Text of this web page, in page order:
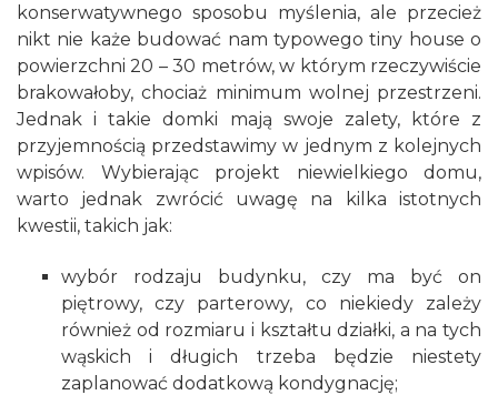
konserwatywnego sposobu myślenia, ale przecież
nikt nie każe budować nam typowego tiny house o
powierzchni 20 – 30 metrów, w którym rzeczywiście
brakowałoby, chociaż minimum wolnej przestrzeni.
Jednak i takie domki mają swoje zalety, które z
przyjemnością przedstawimy w jednym z kolejnych
wpisów. Wybierając projekt niewielkiego domu,
warto jednak zwrócić uwagę na kilka istotnych
kwestii, takich jak:
wybór rodzaju budynku, czy ma być on
piętrowy, czy parterowy, co niekiedy zależy
również od rozmiaru i kształtu działki, a na tych
wąskich i długich trzeba będzie niestety
zaplanować dodatkową kondygnację;